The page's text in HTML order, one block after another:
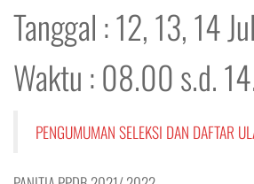
Tanggal : 12, 13, 14
Waktu : 08.00 s.d.
PENGUMUMAN SELEKSI DAN DAFTAR